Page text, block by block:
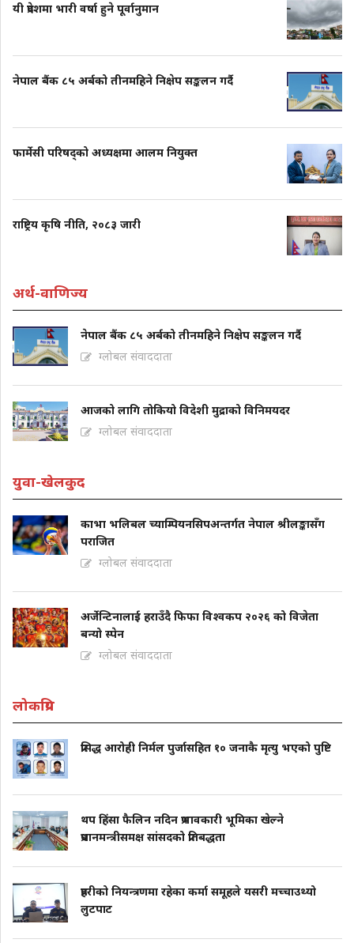
यी प्रदेशमा भारी वर्षा हुने पूर्वानुमान
नेपाल बैंक ८५ अर्बको तीनमहिने निक्षेप सङ्कलन गर्दै
फार्मेसी परिषद्को अध्यक्षमा आलम नियुक्त
राष्ट्रिय कृषि नीति, २०८३ जारी
अर्थ-वाणिज्य
नेपाल बैंक ८५ अर्बको तीनमहिने निक्षेप सङ्कलन गर्दै
ग्लोबल संवाददाता
आजको लागि तोकियो विदेशी मुद्राको विनिमयदर
ग्लोबल संवाददाता
युवा-खेलकुद
काभा भलिबल च्याम्पियनसिपअन्तर्गत नेपाल श्रीलङ्कासँग
पराजित
ग्लोबल संवाददाता
अर्जेन्टिनालाई हराउँदै फिफा विश्वकप २०२६ को विजेता
बन्यो स्पेन
ग्लोबल संवाददाता
लोकप्रिय
प्रसिद्ध आरोही निर्मल पुर्जासहित १० जनाकै मृत्यु भएको पुष्टि
थप हिंसा फैलिन नदिन प्रभावकारी भूमिका खेल्ने
प्रधानमन्त्रीसमक्ष सांसदको प्रतिबद्धता
प्रहरीको नियन्त्रणमा रहेका कर्मा समूहले यसरी मच्चाउथ्यो
लुटपाट